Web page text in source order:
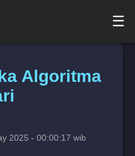
☰
Algoritma
2025 - 00:00:17 wib